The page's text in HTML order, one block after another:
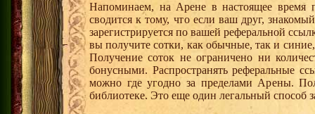
Напоминаем, на Арене в настоящее время
сводится к тому, что если ваш друг,
зарегистрируется по вашей реферальной
вы получите сотки, как обычные, так и
Получение соток не ограничено ни
бонусными. Распространять реферальные
можно где угодно за пределами Арены.
библиотеке. Это еще один легальный способ